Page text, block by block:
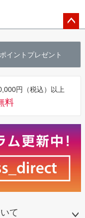
へ
ポイントプレゼント
円（税込）以上
料
て